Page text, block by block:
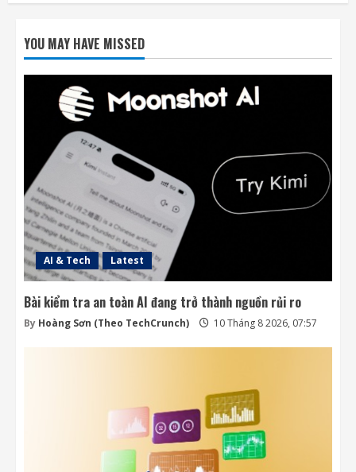
2
trình NextSlide
10 Tháng 8 2026, 07:33
3
Apple và OpenAI leo thang cuộc chiến pháp
4
Các kỹ sư chạy đua cứu tàu vũ trụ LINK
trước khi quá muộn
9 Tháng 8 2026, 19:00
YOU MAY HAVE MISSED
AI & Tech Latest
Bài kiểm tra an toàn AI đang trở thành nguồn rủi ro
By Hoàng Sơn (Theo TechCrunch) 10 Tháng 8 2026, 07:57